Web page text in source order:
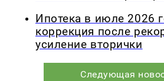
Ипотека в июле 2026
коррекция после
усиление вторички
Следующая